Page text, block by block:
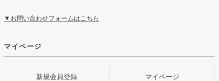
▼お問い合わせフォームはこちら
マイページ
新規会員登録 マイページ